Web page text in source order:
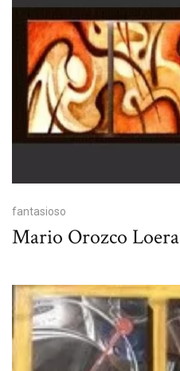
fantasioso
Mario Orozco Loera